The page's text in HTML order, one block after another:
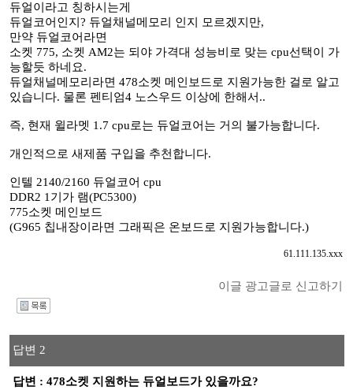
듀얼이라고 칭하시는게
듀얼코어인지? 듀얼채널메모리 인지 모르겠지만,
만약 듀얼코어라면
소켓 775, 소켓 AM2는 되야 가격대 성능비로 맞는 cpu선택이 가
능할듯 하네요.
듀얼채널메모리라면 478소켓 메인보드로 지원가능한 걸로 알고
있습니다. 물론 펜티엄4 노스우드 이상에 한해서..
즉, 현재 윌라멧 1.7 cpu로는 듀얼코어는 거의 불가능합니다.
개인적으로 새제품 구입을 추천합니다.
인텔 2140/2160 듀얼코어 cpu
DDR2 1기가 램(PC5300)
775소켓 메인보드
(G965 칩내장이라면 그래픽은 온보드로 지원가능합니다.)
61.111.135.xxx
이글 광고글로 신고하기
답변 2
답변 : 478소켓 지원하는 듀얼보드가 있을까요?